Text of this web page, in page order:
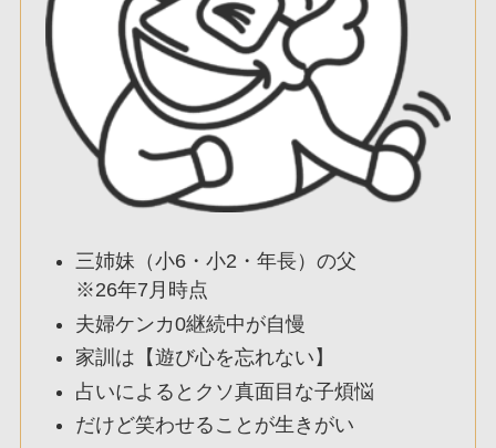
三姉妹（小6・小2・年長）の父
※26年7月時点
夫婦ケンカ0継続中が自慢
家訓は【遊び心を忘れない】
占いによるとクソ真面目な子煩悩
だけど笑わせることが生きがい